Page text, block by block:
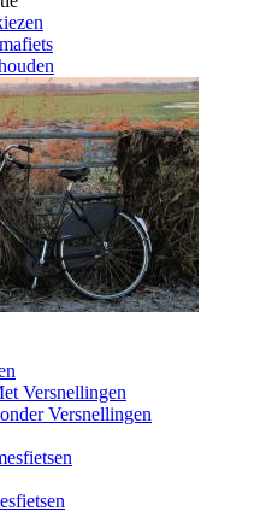
Versnellingen
Versnellingen